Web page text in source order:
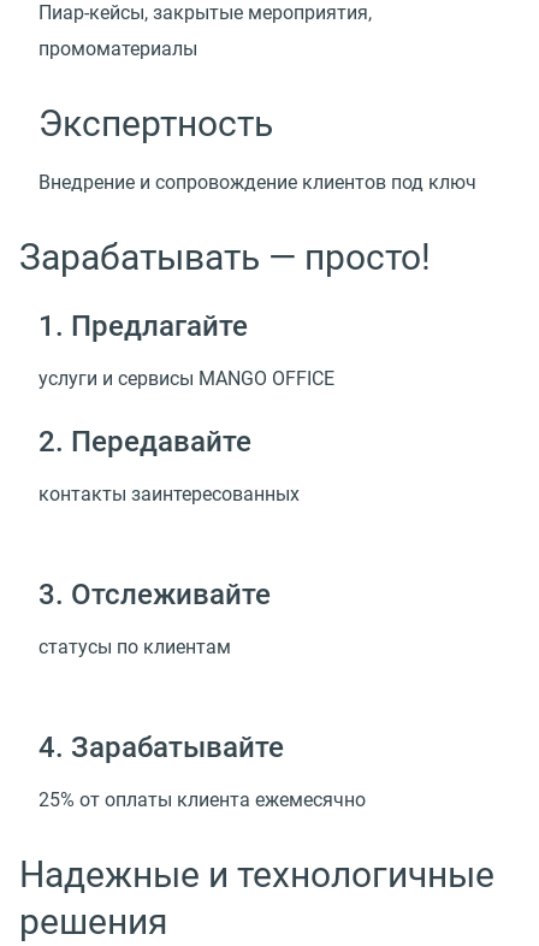
Пиар-кейсы, закрытые мероприятия,
промоматериалы
Экспертность
Внедрение и сопровождение клиентов под ключ
Зарабатывать — просто!
1. Предлагайте
услуги и сервисы MANGO OFFICE
2. Передавайте
контакты заинтересованных
3. Отслеживайте
статусы по клиентам
4. Зарабатывайте
25% от оплаты клиента ежемесячно
Надежные и технологичные
решения